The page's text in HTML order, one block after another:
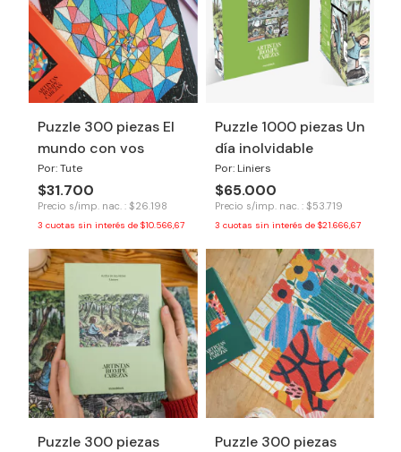
Puzzle 300 piezas El
mundo con vos
Por: Tute
$31.700
Precio s/imp. nac. : $26.198
3 cuotas sin interés de $10.566,67
Puzzle 1000 piezas Un
día inolvidable
Por: Liniers
$65.000
Precio s/imp. nac. : $53.719
3 cuotas sin interés de $21.666,67
Puzzle 300 piezas
Puzzle 300 piezas